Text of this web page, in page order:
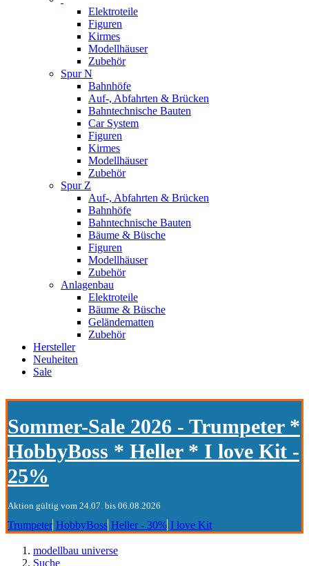
Elektroteile
Figuren
Kirmes
Modellhäuser
Zubehör
Spur N
Bahnhöfe
Auf-, Abfahrten & Brücken
Bahntechnische Bauten
Car System
Figuren
Kirmes
Modellhäuser
Zubehör
Spur Z
Auf-, Abfahrten & Brücken
Bahnhöfe
Bahntechnische Bauten
Bäume & Büsche
Figuren
Modellhäuser
Zubehör
Anlagenbau
Elektroteile
Bäume & Büsche
Geländematten
Zubehör
Hersteller
Neuheiten
Sale
Sommer-Sale 2026 - Trumpeter *
HobbyBoss * Heller * I love Kit -
25%
Aktion gültig vom 24.07. bis 06.08.2026
Trumpeter HobbyBoss Heller - 30% I love Kit
modellbau universe
Suche